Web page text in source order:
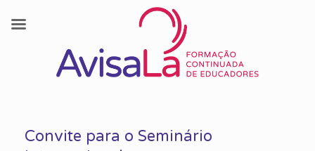
contentConvite para o Seminário